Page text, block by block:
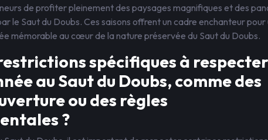
de profiter pleinement des paysages magnifiques et des
le Saut du Doubs. Ces saisons offrent un cadre enchanteur pour
mémorable au cœur de la nature préservée du Saut du Doubs.
spécifiques à
au Saut du Doubs, comme des
ou des règles
?